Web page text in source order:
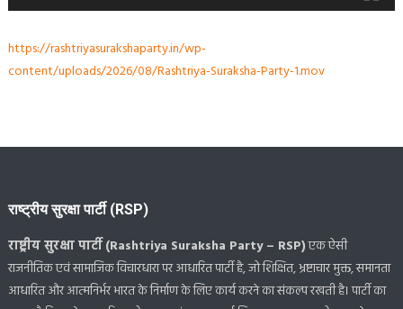
https://rashtriyasurakshaparty.in/wp-
content/uploads/2026/08/Rashtriya-Suraksha-Party-1.mov
राष्ट्रीय सुरक्षा पार्टी (RSP)
राष्ट्रीय सुरक्षा पार्टी (Rashtriya Suraksha Party – RSP)एक ऐसी
राजनीतिक एवं सामाजिक विचारधारा पर आधारित पार्टी है, जो शिक्षित, भ्रष्टाचार मुक्त, समानता
आधारित और आत्मनिर्भर भारत के निर्माण के लिए कार्य करने का संकल्प रखती है। पार्टी का